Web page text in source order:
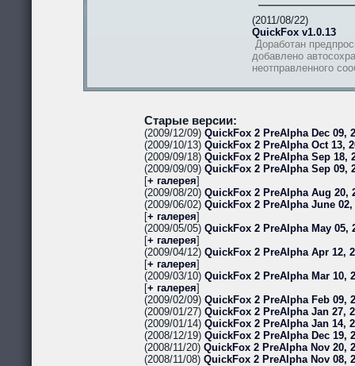
(2011/08/22)
QuickFox v1.0.13
Доработан
добавлено
неотправленного
Старые версии:
(2009/12/09) QuickFox 2 PreAlpha Dec 09,
(2009/10/13) QuickFox 2 PreAlpha Oct 13,
(2009/09/18) QuickFox 2 PreAlpha Sep 18,
(2009/09/09) QuickFox 2 PreAlpha Sep 09,
[+ галерея]
(2009/08/20) QuickFox 2 PreAlpha Aug 20,
(2009/06/02) QuickFox 2 PreAlpha June 02,
[+ галерея]
(2009/05/05) QuickFox 2 PreAlpha May 05,
[+ галерея]
(2009/04/12) QuickFox 2 PreAlpha Apr 12,
[+ галерея]
(2009/03/10) QuickFox 2 PreAlpha Mar 10,
[+ галерея]
(2009/02/09) QuickFox 2 PreAlpha Feb 09,
(2009/01/27) QuickFox 2 PreAlpha Jan 27,
(2009/01/14) QuickFox 2 PreAlpha Jan 14,
(2008/12/19) QuickFox 2 PreAlpha Dec 19,
(2008/11/20) QuickFox 2 PreAlpha Nov 20,
(2008/11/08) QuickFox 2 PreAlpha Nov 08,